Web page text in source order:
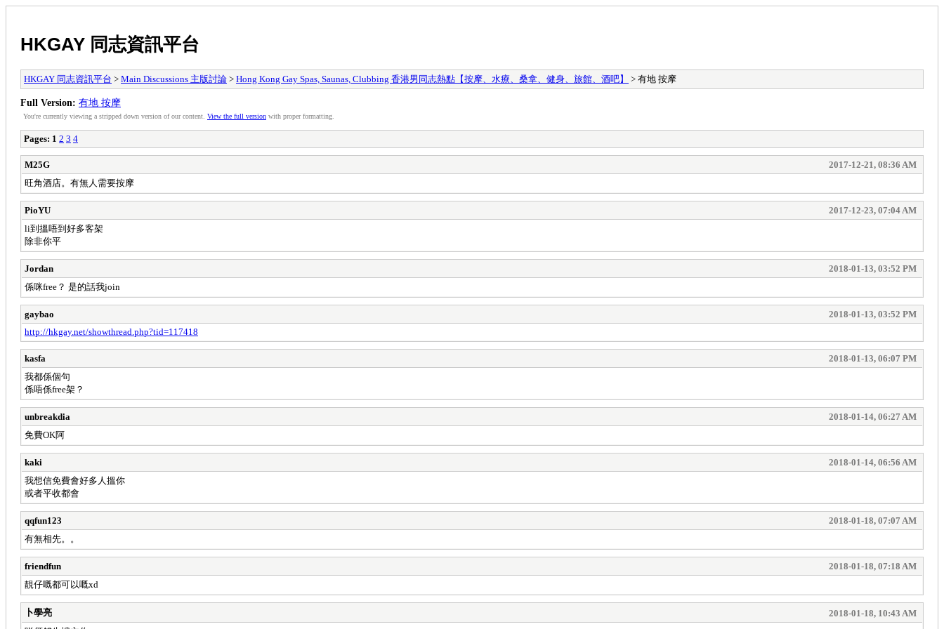
HKGAY 同志資訊平台
HKGAY 同志資訊平台 > Main Discussions 主版討論 > Hong Kong Gay Spas, Saunas, Clubbing 香港男同志熱點【按摩、水療、桑拿、健身、旅館、酒吧】 > 有地 按摩
Full Version: 有地 按摩
You're currently viewing a stripped down version of our content. View the full version with proper formatting.
Pages: 1 2 3 4
M25G
2017-12-21, 08:36 AM
旺角酒店。有無人需要按摩
PioYU
2017-12-23, 07:04 AM
li到搵唔到好多客架
除非你平
Jordan
2018-01-13, 03:52 PM
係咪free？ 是的話我join
gaybao
2018-01-13, 03:52 PM
http://hkgay.net/showthread.php?tid=117418
kasfa
2018-01-13, 06:07 PM
我都係個句
係唔係free架？
unbreakdia
2018-01-14, 06:27 AM
免費OK阿
kaki
2018-01-14, 06:56 AM
我想信免費會好多人搵你
或者平收都會
qqfun123
2018-01-18, 07:07 AM
有無相先。。
friendfun
2018-01-18, 07:18 AM
靚仔嘅都可以嘅xd
卜學亮
2018-01-18, 10:43 AM